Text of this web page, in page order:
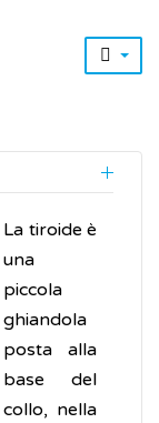
La tiroide è
una
piccola
ghiandola
posta alla
base del
collo, nella